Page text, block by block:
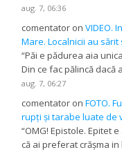
aug. 7, 06:36
comentator onVIDEO.
Mare. Localnicii au
“Păi e pădurea aia
Din ce fac pălincă dacă
aug. 7, 06:27
comentator onFOTO.
rupți și tarabe luate de
“OMG! Epistole. Epitet
că ai preferat crășma